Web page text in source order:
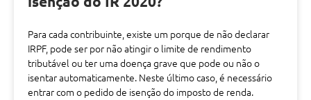
Para cada contribuinte, existe um porque de não declarar
IRPF, pode ser por não atingir o limite de rendimento
tributável ou ter uma doença grave que pode ou não o
isentar automaticamente. Neste último caso, é necessário
entrar com o pedido de isenção do imposto de renda.